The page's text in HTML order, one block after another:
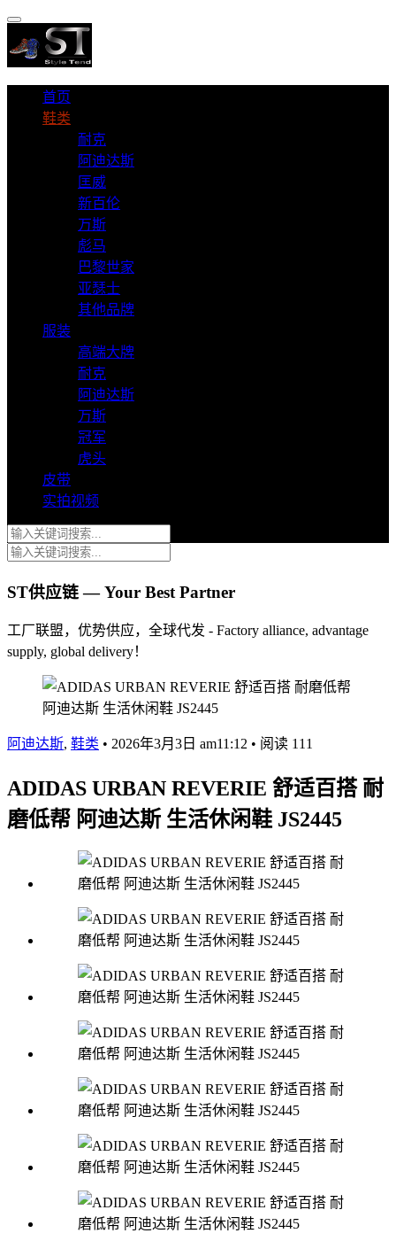
首页
鞋类
耐克
阿迪达斯
匡威
新百伦
万斯
彪马
巴黎世家
亚瑟士
其他品牌
服装
高端大牌
耐克
阿迪达斯
万斯
冠军
虎头
皮带
实拍视频
ST供应链 — Your Best Partner
工厂联盟，优势供应，全球代发 - Factory alliance, advantage
supply, global delivery！
阿迪达斯, 鞋类 • 2026年3月3日 am11:12 • 阅读 111
ADIDAS URBAN REVERIE 舒适百搭 耐
磨低帮 阿迪达斯 生活休闲鞋 JS2445